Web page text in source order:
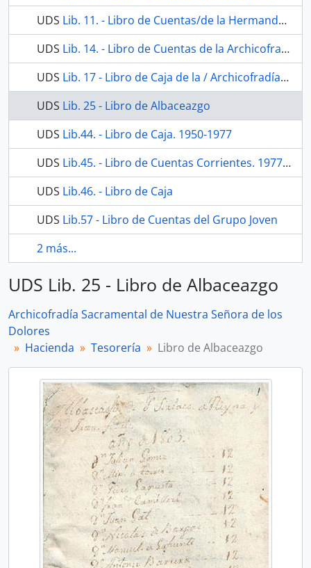
UDS Lib. 11. - Libro de Cuentas/de la Hermandad de Ntra. Sra. de los Dolores de/LA/Parroquial de S.n Juan B.ta de esta ciudad. año/ 1842
UDS Lib. 14. - Libro de Cuentas de la Archicofradía de Ntra.Sra. de los Dolores.
UDS Lib. 17 - Libro de Caja de la / Archicofradía Sacramental del Nuestra Señora de los Dolores / de la / Parroquia de San Juan / del 13 de Mayo 1932 a 31 Diciembre 1949
UDS Lib. 25 - Libro de Albaceazgo
UDS Lib.44. - Libro de Caja. 1950-1977
UDS Lib.45. - Libro de Cuentas Corrientes. 1977-1978
UDS Lib.46. - Libro de Caja
UDS Lib.57 - Libro de Cuentas del Grupo Joven
2 más...
UDS Lib. 25 - Libro de Albaceazgo
Archicofradía Sacramental de Nuestra Señora de los
Dolores
Hacienda
Tesorería Libro de Albaceazgo